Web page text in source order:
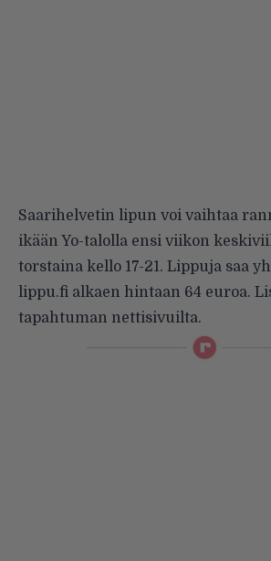
Saarihelvetin lipun voi vaihtaa
ikään Yo-talolla ensi viikon
torstaina kello 17-21. Lippuja saa
lippu.fi alkaen hintaan 64 euroa.
tapahtuman nettisivuilta.